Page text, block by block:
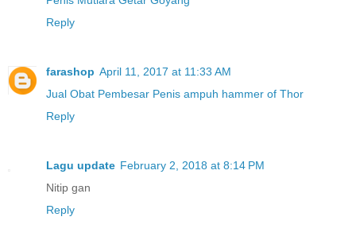
Reply
farashop April 11, 2017 at 11:33 AM
Jual Obat Pembesar Penis ampuh hammer of Thor
Reply
Lagu update February 2, 2018 at 8:14 PM
Nitip gan
Reply